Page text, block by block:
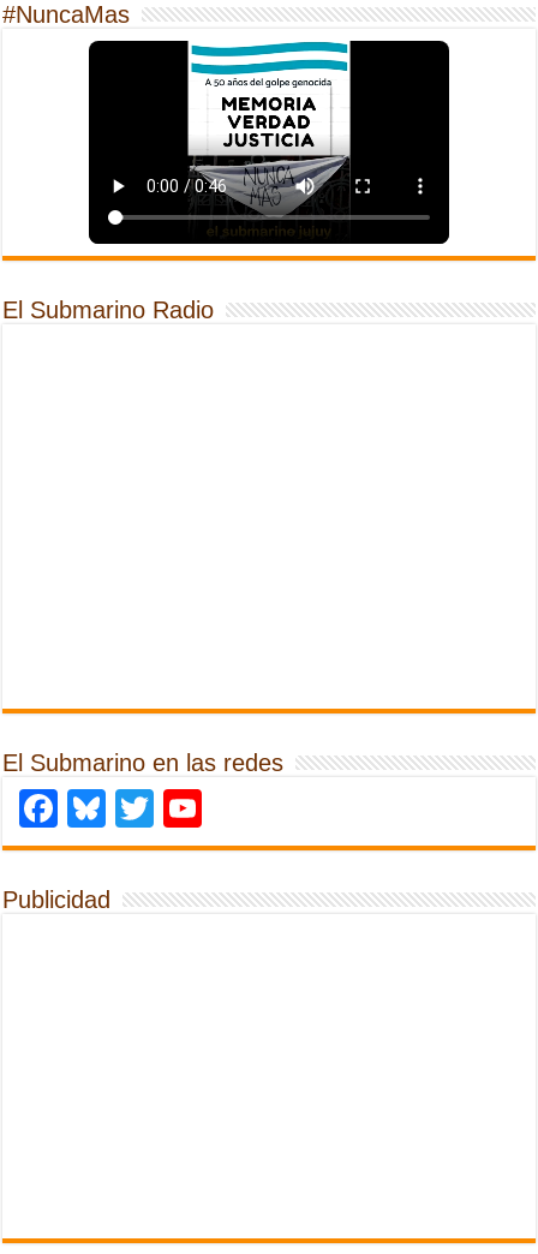
#NuncaMas
El Submarino Radio
El Submarino en las redes
Facebook
Bluesky
Twitter
Publicidad